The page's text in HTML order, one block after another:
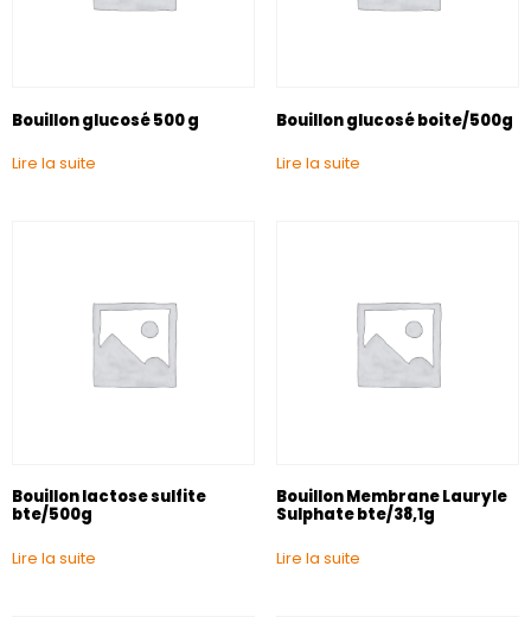
Bouillon glucosé 500 g
Lire la suite
Bouillon glucosé boite/500g
Lire la suite
Bouillon lactose sulfite
bte/500g
Lire la suite
Bouillon Membrane Lauryle
Sulphate bte/38,1g
Lire la suite